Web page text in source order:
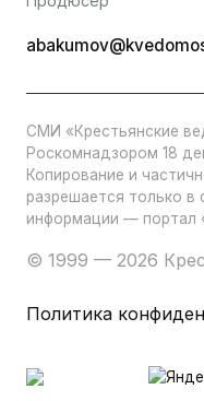
СМИ «Крестьянские
Роскомнадзором 18
Копирование и
разрешается только в
информации — портал
© 1999 — 2026
Политика